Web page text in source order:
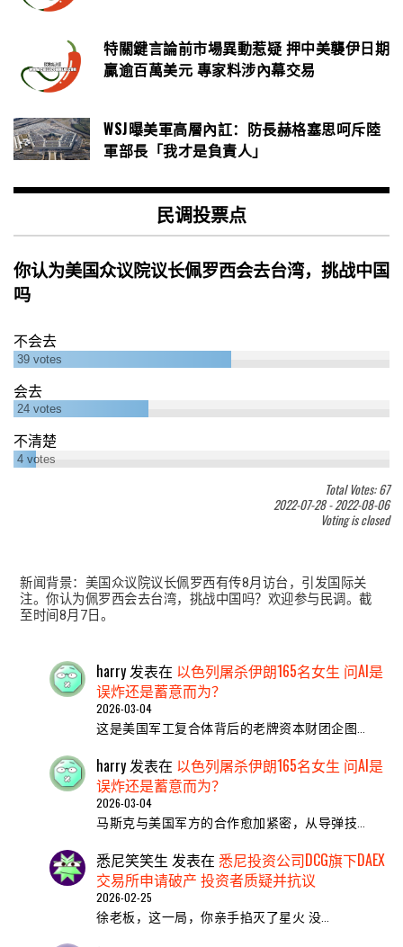
特關鍵言論前市場異動惹疑 押中美襲伊日期
贏逾百萬美元 專家料涉內幕交易
WSJ曝美軍高層內訌：防長赫格塞思呵斥陸
軍部長「我才是負責人」
民调投票点
你认为美国众议院议长佩罗西会去台湾，挑战中国
吗
不会去
39 votes
会去
24 votes
不清楚
4 votes
Total Votes: 67
2022-07-28-2022-08-06
Voting is closed
新闻背景：美国众议院议长佩罗西有传8月访台，引发国际关
注。你认为佩罗西会去台湾，挑战中国吗？欢迎参与民调。截
至时间8月7日。
harry发表在 以色列屠杀伊朗165名女生 问AI是
误炸还是蓄意而为？
2026-03-04
这是美国军工复合体背后的老牌资本财团企图…
harry发表在 以色列屠杀伊朗165名女生 问AI是
误炸还是蓄意而为？
2026-03-04
马斯克与美国军方的合作愈加紧密，从导弹技…
悉尼笑笑生 发表在 悉尼投资公司DCG旗下DAEX
交易所申请破产 投资者质疑并抗议
2026-02-25
​徐老板，这一局，你亲手掐灭了星火 ​没…